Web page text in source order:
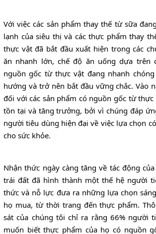
Với việc các sản phẩm thay thế từ sữa
lạnh của siêu thị và các thực phẩm thay
thực vật đã bắt đầu xuất hiện trong các
ăn nhanh lớn, chế độ ăn uống dựa trên
nguồn gốc từ thực vật đang nhanh
hướng và trở nên bắt đầu vững chắc. Vào
đối với các sản phẩm có nguồn gốc từ
tồn tại và tăng trưởng, bởi vì chúng đáp
người tiêu dùng hiện đại về việc lựa chọn
cho sức khỏe.
Nhận thức ngày càng tăng về tác động
trái đất đã hình thành một thế hệ người
thức và nỗ lực đưa ra những lựa chọn
họ mua, từ thời trang đến thực phẩm.
sát của chúng tôi chỉ ra rằng 66% người
muốn biết thực phẩm của họ có nguồn